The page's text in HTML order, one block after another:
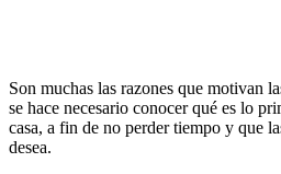
Son muchas las razones que motivan
se hace necesario conocer qué es lo
casa, a fin de no perder tiempo y que
desea.